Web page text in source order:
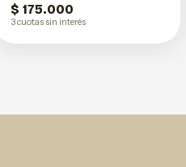
$ 175.000
3 cuotas sin interés